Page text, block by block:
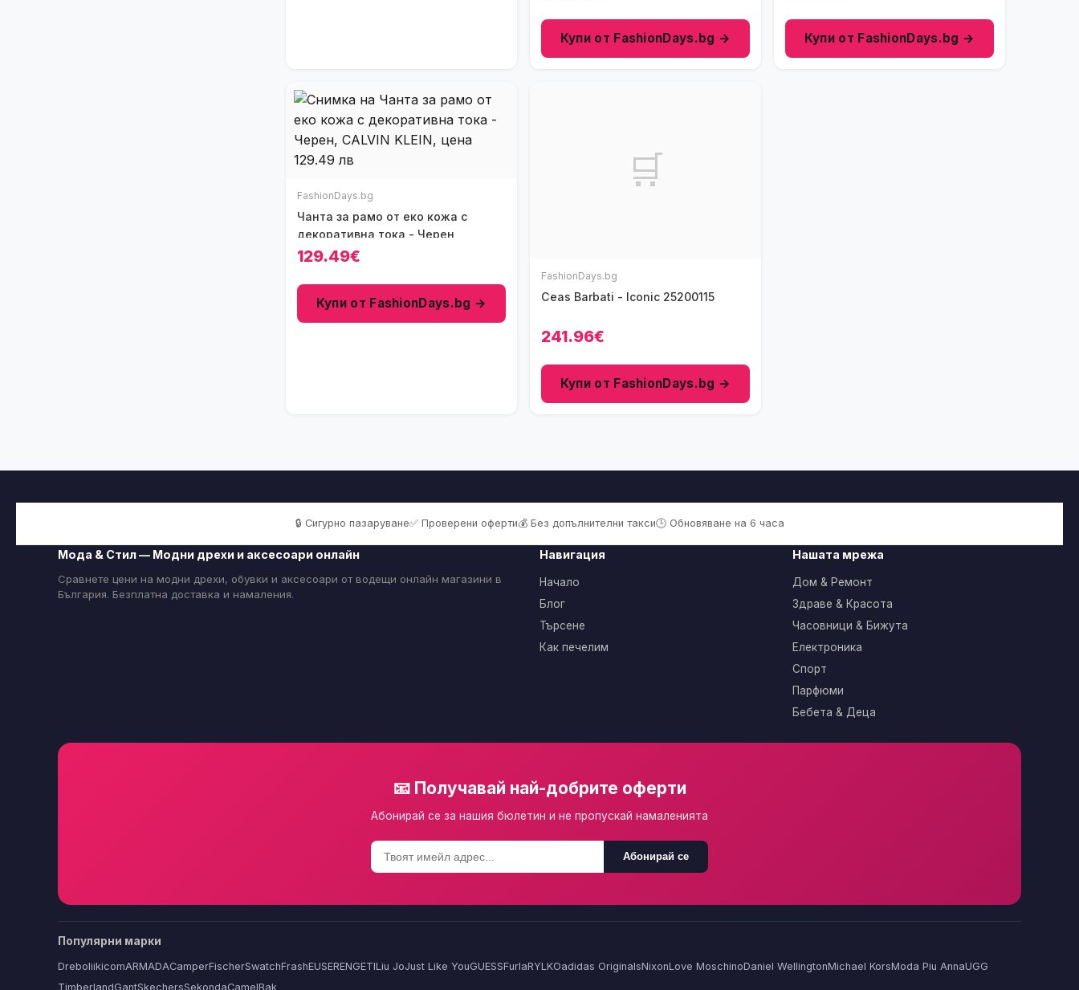
Купи от FashionDays.bg → Купи от FashionDays.bg →
FashionDays.bg
Чанта за рамо от еко кожа с
декоративна тока - Черен
129.49€
Купи от FashionDays.bg →
🛒
FashionDays.bg
Ceas Barbati - Iconic 25200115
241.96€
Купи от FashionDays.bg →
🔒 Сигурно пазаруване✅ Проверени оферти💰 Без допълнителни такси🕒 Обновяване на 6 часа
Мода & Стил — Модни дрехи и аксесоари онлайн
Сравнете цени на модни дрехи, обувки и аксесоари от водещи онлайн магазини в
България. Безплатна доставка и намаления.
Навигация
Начало
Блог
Търсене
Как печелим
Нашата мрежа
Дом & Ремонт
Здраве & Красота
Часовници & Бижута
Електроника
Спорт
Парфюми
Бебета & Деца
📧 Получавай най-добрите оферти
Абонирай се за нашия бюлетин и не пропускай намаленията
Абонирай се
Популярни марки
DreboliikicomARMADACamperFischerSwatchFrashEUSERENGETILiu JoJust Like YouGUESSFurlaRYLKOadidas OriginalsNixonLove MoschinoDaniel WellingtonMichael KorsModa Piu AnnaUGG
TimberlandGantSkechersSekondaCamelBak